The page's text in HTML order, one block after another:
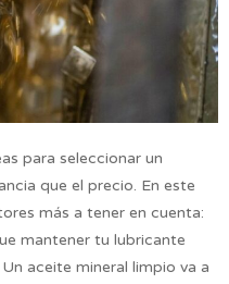
para seleccionar un
que el precio. En este
más a tener en cuenta:
mantener tu lubricante
aceite mineral limpio va a